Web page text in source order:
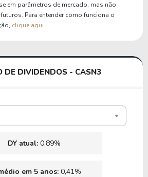
em parâmetros de mercado, mas não
Para entender como funciona o
clique aqui .
DE DIVIDENDOS - CASN3
DY atual: 0,89%
em 5 anos: 0,41%